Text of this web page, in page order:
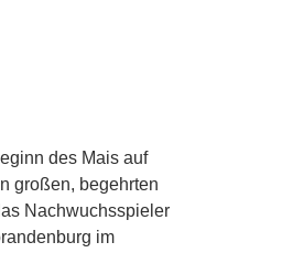
des Mais auf
großen, begehrten
Nachwuchsspieler
im